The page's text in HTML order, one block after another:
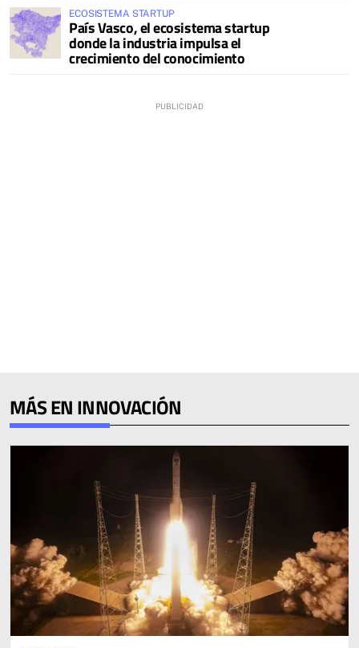
ECOSISTEMA STARTUP
País Vasco, el ecosistema startup
donde la industria impulsa el
crecimiento del conocimiento
MÁS EN INNOVACIÓN